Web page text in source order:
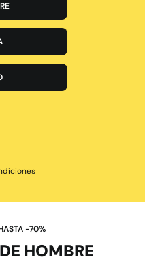
-70%
HOMBRE